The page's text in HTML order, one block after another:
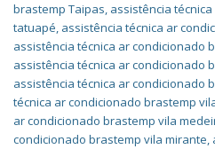
brastemp Taipas, assistência
tatuapé, assistência técnica ar
assistência técnica ar condicionado
assistência técnica ar condicionado
assistência técnica ar condicionado
técnica ar condicionado brastemp
ar condicionado brastemp vila
condicionado brastemp vila mirante,